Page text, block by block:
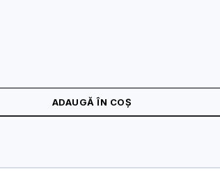
DS-2DE5232IW-AE(S6)
ADAUGĂ ÎN COȘ